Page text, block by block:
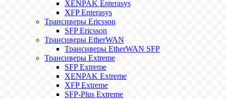
XENPAK Enterasys
XFP Enterasys
Трансиверы Ericsson
SFP Ericsson
Трансиверы EtherWAN
Трансиверы EtherWAN SFP
Трансиверы Extreme
SFP Extreme
XENPAK Extreme
XFP Extreme
SFP-Plus Extreme